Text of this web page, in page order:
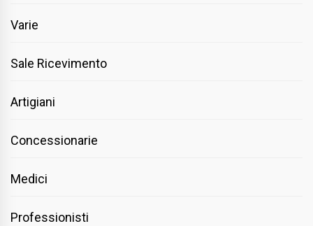
Varie
Sale Ricevimento
Artigiani
Concessionarie
Medici
Professionisti